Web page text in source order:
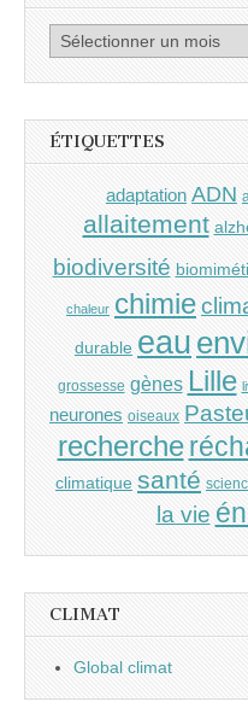
Archives
ÉTIQUETTES
adaptation ADN
allaitement
biodiversité
chaleur chimie
durable eau
grossesse gènes Lille
neurones oiseaux
recherche
climatique santé
la vie
CLIMAT
Global climat